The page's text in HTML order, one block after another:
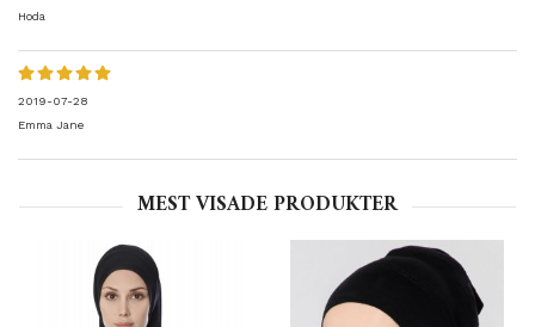
Hoda
2019-07-28
Emma Jane
MEST VISADE PRODUKTER